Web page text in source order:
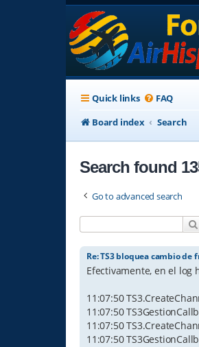
Quick links FAQ
Board index
Search
Search found
Go to advanced search
Re: TS3 bloquea cambio de
Efectivamente, en el
11:07:50
11:07:50
11:07:50
11:07:50